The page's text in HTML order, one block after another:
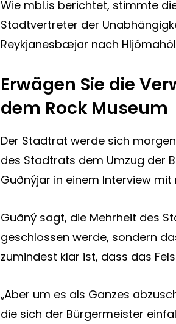
Wie mbl.is berichtet, stimmte
Stadtvertreter der
Reykjanesbæjar nach
Erwägen Sie die
dem Rock Museum
Der Stadtrat werde sich
des Stadtrats dem Umzug der
Guðnýjar in einem Interview mit
Guðný sagt, die Mehrheit des
geschlossen werde, sondern
zumindest klar ist, dass das
„Aber um es als Ganzes
die sich der Bürgermeister